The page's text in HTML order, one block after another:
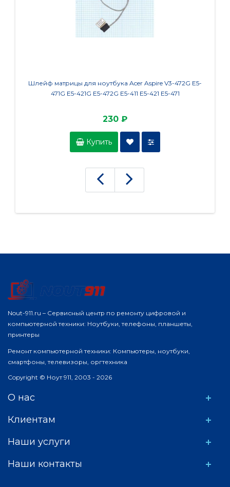
Шлейф матрицы для ноутбука Acer Aspire V3-472G E5-
471G E5-421G E5-472G E5-411 E5-421 E5-471
230 ₽
Купить
Nout-911.ru – Сервисный центр по ремонту цифровой и
компьютерной техники: Ноутбуки, телефоны, планшеты,
принтеры
Ремонт компьютерной техники: Компьютеры, ноутбуки,
смартфоны, телевизоры, оргтехника
Copyright © Ноут 911, 2003 - 2026
О нас
Клиентам
Наши услуги
Наши контакты